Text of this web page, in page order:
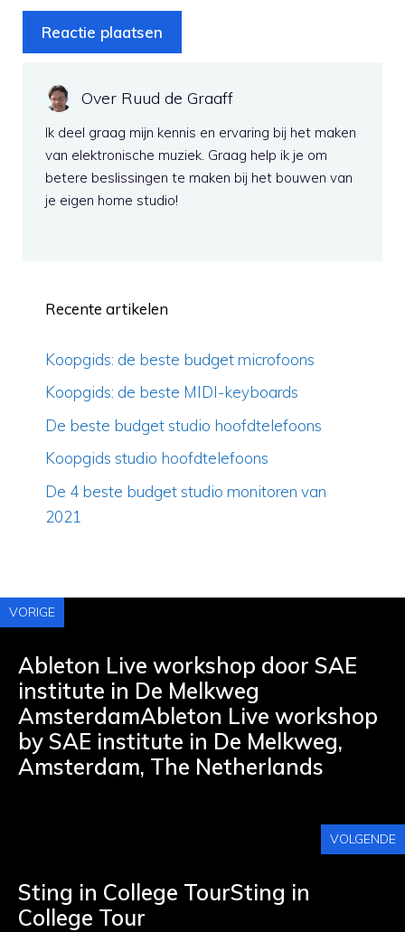
Over Ruud de Graaff
Ik deel graag mijn kennis en ervaring bij het maken
van elektronische muziek. Graag help ik je om
betere beslissingen te maken bij het bouwen van
je eigen home studio!
Recente artikelen
Koopgids: de beste budget microfoons
Koopgids: de beste MIDI-keyboards
De beste budget studio hoofdtelefoons
Koopgids studio hoofdtelefoons
De 4 beste budget studio monitoren van
2021
VORIGE
Ableton Live workshop door SAE
institute in De Melkweg
AmsterdamAbleton Live workshop
by SAE institute in De Melkweg,
Amsterdam, The Netherlands
VOLGENDE
Sting in College TourSting in
College Tour